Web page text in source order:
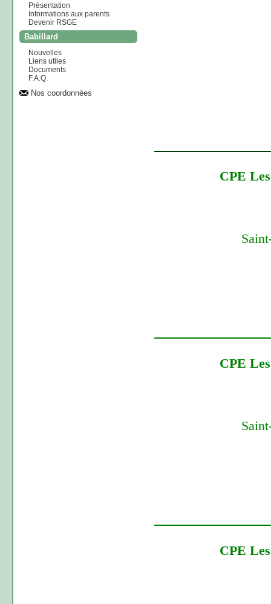
Présentation
Informations aux parents
Devenir RSGE
Babillard
Nouvelles
Liens utiles
Documents
F.A.Q.
Nos coordonnées
CPE
CPE
CPE